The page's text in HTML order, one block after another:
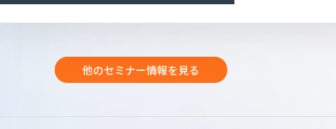
他のセミナー情報を見る